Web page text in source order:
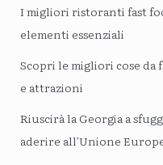
I migliori ristoranti fast
elementi essenziali
Scopri le migliori cose da
e attrazioni
Riuscirà la Georgia a
aderire all’Unione